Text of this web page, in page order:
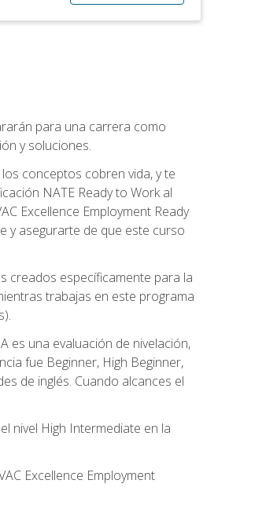
para una carrera como
y soluciones.
conceptos cobren vida, y te
NATE Ready to Work al
Excellence Employment Ready
y asegurarte de que este curso
creados específicamente para la
trabajas en este programa
es una evaluación de nivelación,
fue Beginner, High Beginner,
de inglés. Cuando alcances el
nivel High Intermediate en la
Excellence Employment